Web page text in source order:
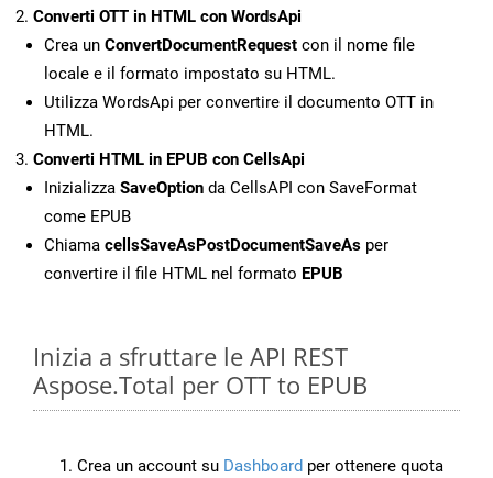
Converti OTT in HTML con WordsApi
Crea un ConvertDocumentRequest con il nome file
locale e il formato impostato su HTML.
Utilizza WordsApi per convertire il documento OTT in
HTML.
Converti HTML in EPUB con CellsApi
Inizializza SaveOption da CellsAPI con SaveFormat
come EPUB
Chiama cellsSaveAsPostDocumentSaveAs per
convertire il file HTML nel formato EPUB
Inizia a sfruttare le API REST
Aspose.Total per OTT to EPUB
Crea un account su Dashboard per ottenere quota